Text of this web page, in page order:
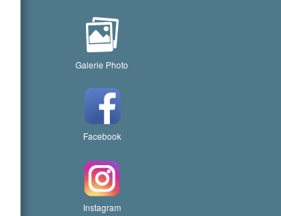
Galerie Photo
Facebook
Instagram